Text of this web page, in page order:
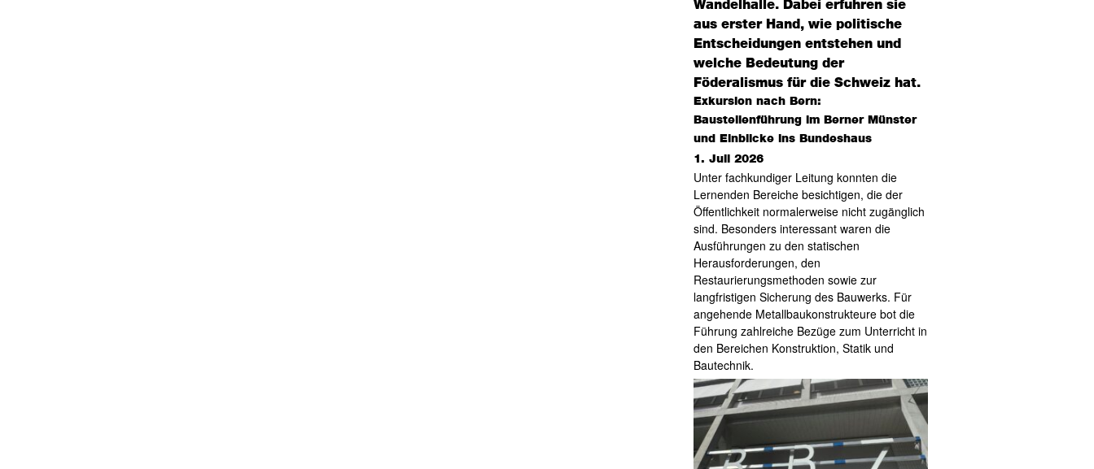
Exkursion nach Bern:
Baustellenführung im Berner Münster
und Einblicke ins Bundeshaus
1. Juli 2026
Unter fachkundiger Leitung konnten die
Lernenden Bereiche besichtigen, die der
Öffentlichkeit normalerweise nicht zugänglich
sind. Besonders interessant waren die
Ausführungen zu den statischen
Herausforderungen, den
Restaurierungsmethoden sowie zur
langfristigen Sicherung des Bauwerks. Für
angehende Metallbaukonstrukteure bot die
Führung zahlreiche Bezüge zum Unterricht in
den Bereichen Konstruktion, Statik und
Bautechnik.